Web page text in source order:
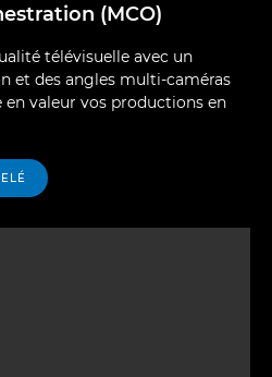
(MCO)
télévisuelle avec un
et des angles multi-caméras
valeur vos productions en